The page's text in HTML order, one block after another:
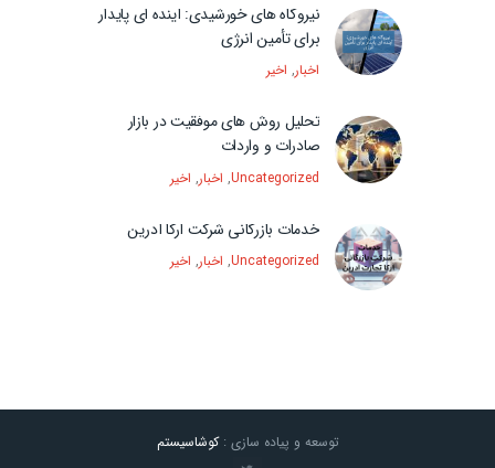
نیروگاه های خورشیدی: آینده ای پایدار
برای تأمین انرژی
اخبار, اخیر
تحلیل روش های موفقیت در بازار
صادرات و واردات
Uncategorized
, اخبار, اخیر
خدمات بازرگانی شرکت آرکا آدرین
Uncategorized
, اخبار, اخیر
توسعه و پیاده سازی :کوشاسیستم